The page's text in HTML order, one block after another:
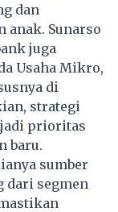
dan
Sunarso
juga
Usaha Mikro,
di
strategi
prioritas
baru.
sumber
dari segmen